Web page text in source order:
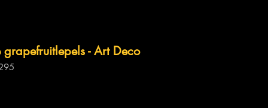
grapefruitlepels - Art Deco